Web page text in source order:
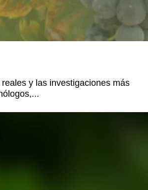
y las investigaciones más